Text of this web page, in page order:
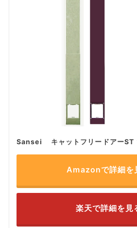
Sansei キャットフリードア
Amazonで詳細を
楽天で詳細を見